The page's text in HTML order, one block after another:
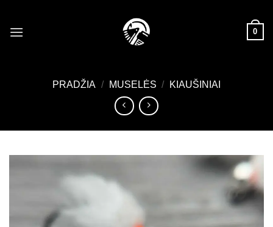
content
0
PRADŽIA / MUSELĖS / KIAUŠINIAI